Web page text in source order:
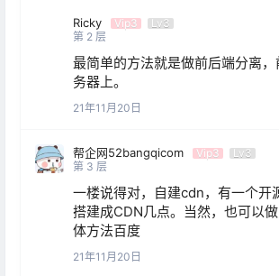
Ricky Vip3
Lv3
第 2 层
最简单的方法就是做前后端分离
务器上。
21年11月20日
帮企网52bangqicom Vip3
Lv3
第 3 层
一楼说得对，自建cdn，有一个开
搭建成CDN几点。当然，也可以
体方法百度
21年11月20日